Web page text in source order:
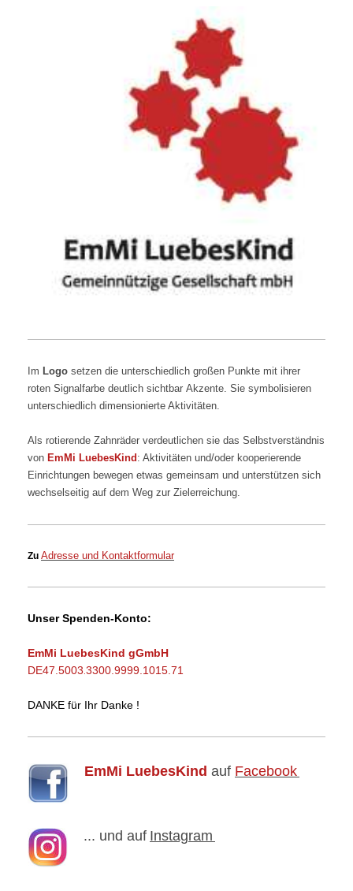
Im Logo setzen die unterschiedlich großen Punkte mit ihrer
roten Signalfarbe deutlich sichtbar Akzente. Sie symbolisieren
unterschiedlich dimensionierte Aktivitäten.
Als rotierende Zahnräder verdeutlichen sie das Selbstverständnis
von EmMi LuebesKind : Aktivitäten und/oder kooperierende
Einrichtungen bewegen etwas gemeinsam und unterstützen sich
wechselseitig auf dem Weg zur Zielerreichung.
Zu Adresse und Kontaktformular
Unser Spenden-Konto:
EmMi LuebesKind gGmbH
DE47.5003.3300.9999.1015.71
DANKE für Ihr Danke !
EmMi LuebesKind auf Facebook
... und auf Instagram